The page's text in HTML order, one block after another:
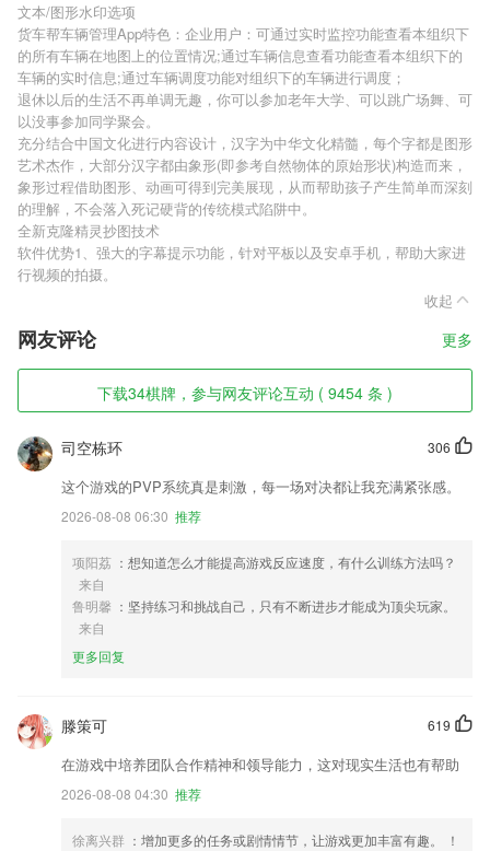
文本/图形水印选项
货车帮车辆管理App特色：企业用户：可通过实时监控功能查看本组织下
的所有车辆在地图上的位置情况;通过车辆信息查看功能查看本组织下的
车辆的实时信息;通过车辆调度功能对组织下的车辆进行调度；
退休以后的生活不再单调无趣，你可以参加老年大学、可以跳广场舞、可
以没事参加同学聚会。
充分结合中国文化进行内容设计，汉字为中华文化精髓，每个字都是图形
艺术杰作，大部分汉字都由象形(即参考自然物体的原始形状)构造而来，
象形过程借助图形、动画可得到完美展现，从而帮助孩子产生简单而深刻
的理解，不会落入死记硬背的传统模式陷阱中。
全新克隆精灵抄图技术
软件优势1、强大的字幕提示功能，针对平板以及安卓手机，帮助大家进
行视频的拍摄。
收起
网友评论 更多
下载34棋牌，参与网友评论互动 ( 9454 条 )
306
司空栋环
这个游戏的PVP系统真是刺激，每一场对决都让我充满紧张感。
2026-08-08 06:30 推荐
项阳荔 ：想知道怎么才能提高游戏反应速度，有什么训练方法吗？
来自
鲁明馨 ：坚持练习和挑战自己，只有不断进步才能成为顶尖玩家。
来自
更多回复
619
滕策可
在游戏中培养团队合作精神和领导能力，这对现实生活也有帮助
2026-08-08 04:30 推荐
徐离兴群 ：增加更多的任务或剧情情节，让游戏更加丰富有趣。 ！